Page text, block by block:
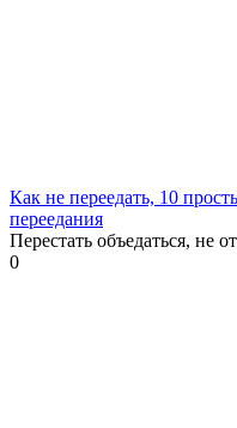
Как не переедать, 10
переедания
Перестать объедаться, не
0